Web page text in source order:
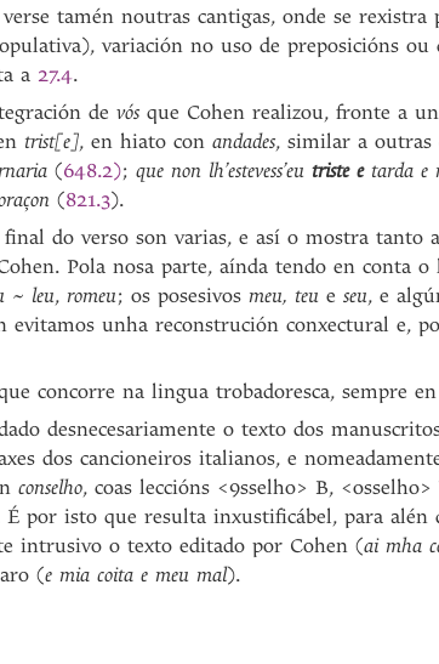
tamén noutras cantigas, onde se rexistra
variación no uso de preposicións ou
a 27.4.
de vós que Cohen realizou, fronte a
trist[e], en hiato con andades, similar a outras
(648.2); que non lh’estevess’eu triste etarda e
(821.3).
do verso son varias, e así o mostra tanto
Pola nosa parte, aínda tendo en conta
~ leu, romeu; os posesivos meu, teu e seu, e
evitamos unha reconstrución conxectural e,
concorre na lingua trobadoresca, sempre
desnecesariamente o texto dos
dos cancioneiros italianos, e
conselho, coas leccións <9sselho> B,
É por isto que resulta inxustificábel, para alén
intrusivo o texto editado por Cohen (ai mha
(e mia coita e meu mal).